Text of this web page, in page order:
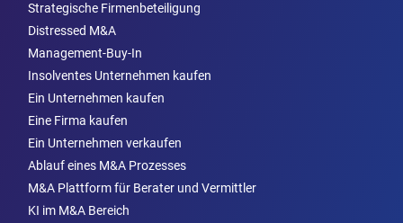
Strategische Firmenbeteiligung
Distressed M&A
Management-Buy-In
Insolventes Unternehmen kaufen
Ein Unternehmen kaufen
Eine Firma kaufen
Ein Unternehmen verkaufen
Ablauf eines M&A Prozesses
M&A Plattform für Berater und Vermittler
KI im M&A Bereich